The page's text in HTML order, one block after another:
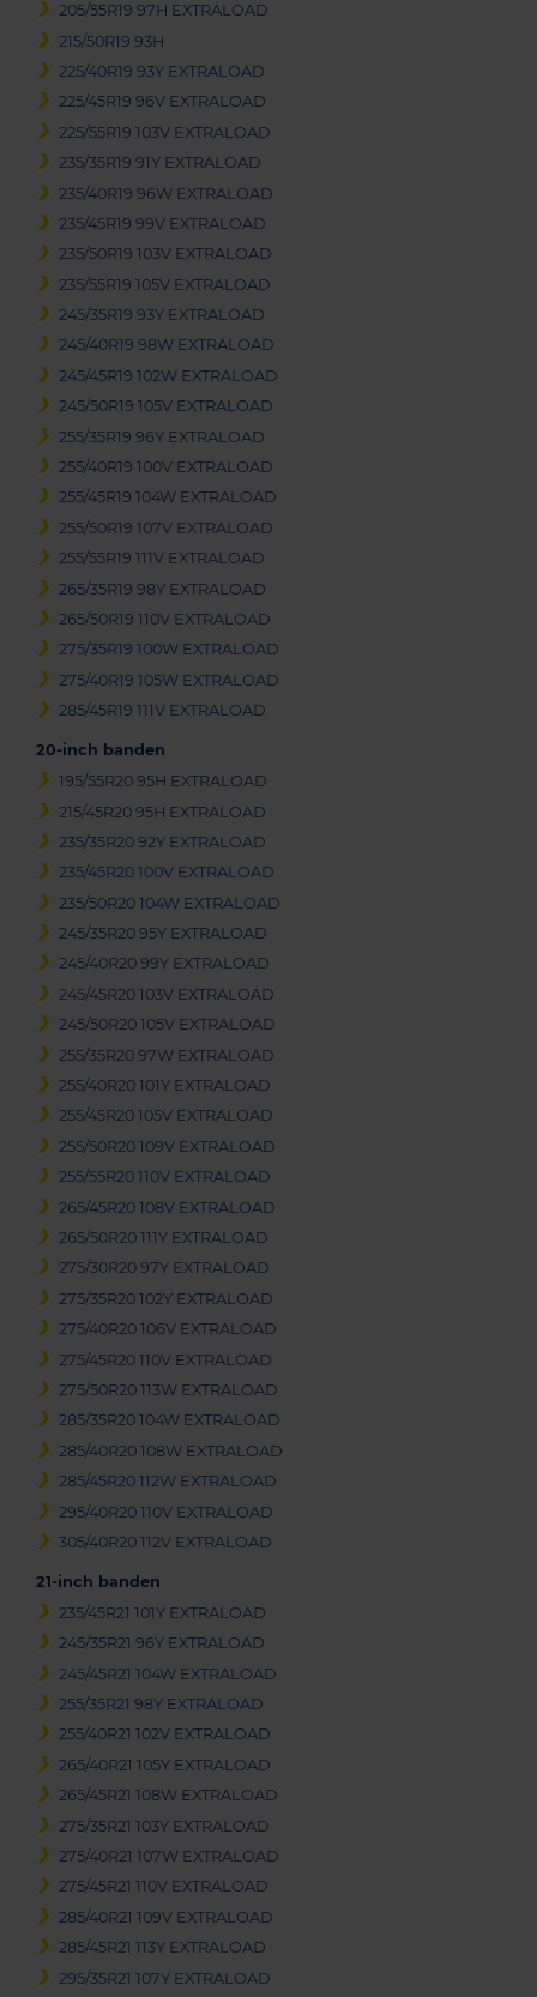
205/55R19 97H EXTRALOAD
215/50R19 93H
225/40R19 93Y EXTRALOAD
225/45R19 96V EXTRALOAD
225/55R19 103V EXTRALOAD
235/35R19 91Y EXTRALOAD
235/40R19 96W EXTRALOAD
235/45R19 99V EXTRALOAD
235/50R19 103V EXTRALOAD
235/55R19 105V EXTRALOAD
245/35R19 93Y EXTRALOAD
245/40R19 98W EXTRALOAD
245/45R19 102W EXTRALOAD
245/50R19 105V EXTRALOAD
255/35R19 96Y EXTRALOAD
255/40R19 100V EXTRALOAD
255/45R19 104W EXTRALOAD
255/50R19 107V EXTRALOAD
255/55R19 111V EXTRALOAD
265/35R19 98Y EXTRALOAD
265/50R19 110V EXTRALOAD
275/35R19 100W EXTRALOAD
275/40R19 105W EXTRALOAD
285/45R19 111V EXTRALOAD
20-inch banden
195/55R20 95H EXTRALOAD
215/45R20 95H EXTRALOAD
235/35R20 92Y EXTRALOAD
235/45R20 100V EXTRALOAD
235/50R20 104W EXTRALOAD
245/35R20 95Y EXTRALOAD
245/40R20 99Y EXTRALOAD
245/45R20 103V EXTRALOAD
245/50R20 105V EXTRALOAD
255/35R20 97W EXTRALOAD
255/40R20 101Y EXTRALOAD
255/45R20 105V EXTRALOAD
255/50R20 109V EXTRALOAD
255/55R20 110V EXTRALOAD
265/45R20 108V EXTRALOAD
265/50R20 111Y EXTRALOAD
275/30R20 97Y EXTRALOAD
275/35R20 102Y EXTRALOAD
275/40R20 106V EXTRALOAD
275/45R20 110V EXTRALOAD
275/50R20 113W EXTRALOAD
285/35R20 104W EXTRALOAD
285/40R20 108W EXTRALOAD
285/45R20 112W EXTRALOAD
295/40R20 110V EXTRALOAD
305/40R20 112V EXTRALOAD
21-inch banden
235/45R21 101Y EXTRALOAD
245/35R21 96Y EXTRALOAD
245/45R21 104W EXTRALOAD
255/35R21 98Y EXTRALOAD
255/40R21 102V EXTRALOAD
265/40R21 105Y EXTRALOAD
265/45R21 108W EXTRALOAD
275/35R21 103Y EXTRALOAD
275/40R21 107W EXTRALOAD
275/45R21 110V EXTRALOAD
285/40R21 109V EXTRALOAD
285/45R21 113Y EXTRALOAD
295/35R21 107Y EXTRALOAD